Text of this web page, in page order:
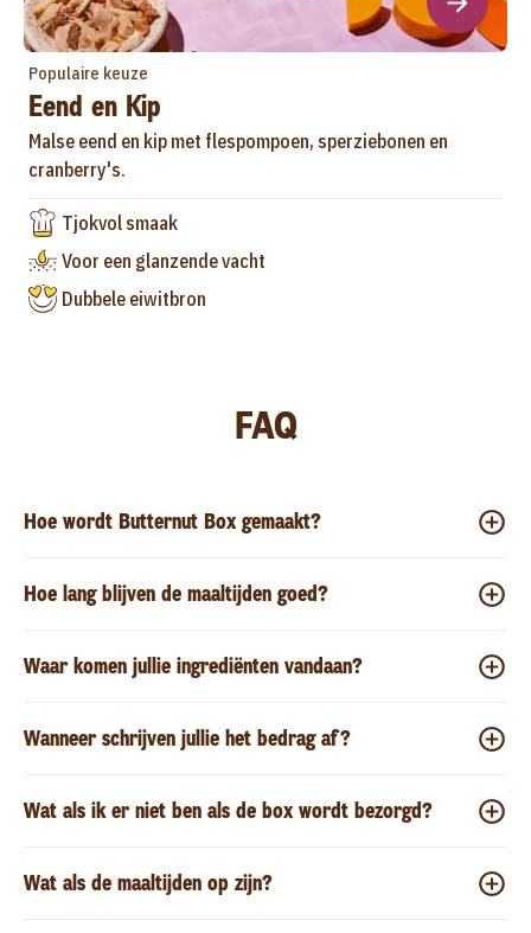
Populaire keuze
Eend en Kip
Malse eend en kip met flespompoen, sperziebonen en
cranberry's.
Tjokvol smaak
Voor een glanzende vacht
Dubbele eiwitbron
FAQ
Hoe wordt Butternut Box gemaakt?
Hoe lang blijven de maaltijden goed?
Waar komen jullie ingrediënten vandaan?
Wanneer schrijven jullie het bedrag af?
Wat als ik er niet ben als de box wordt bezorgd?
Wat als de maaltijden op zijn?